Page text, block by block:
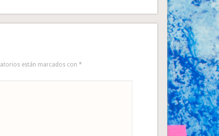
están marcados con*